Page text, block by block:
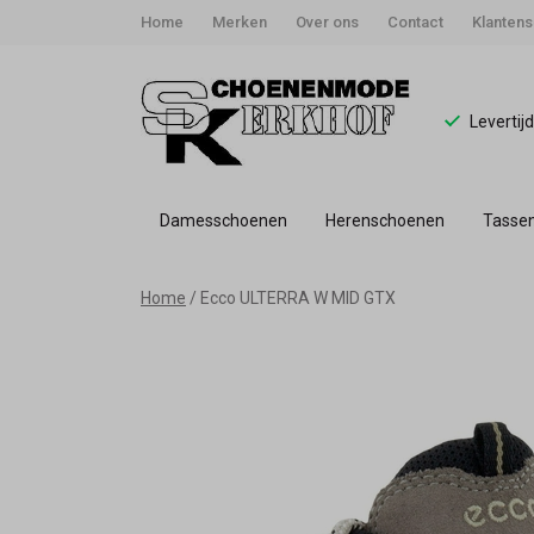
Home Merken Over ons Contact
Damesschoenen Herenschoenen
Home Ecco ULTERRA W MID GTX